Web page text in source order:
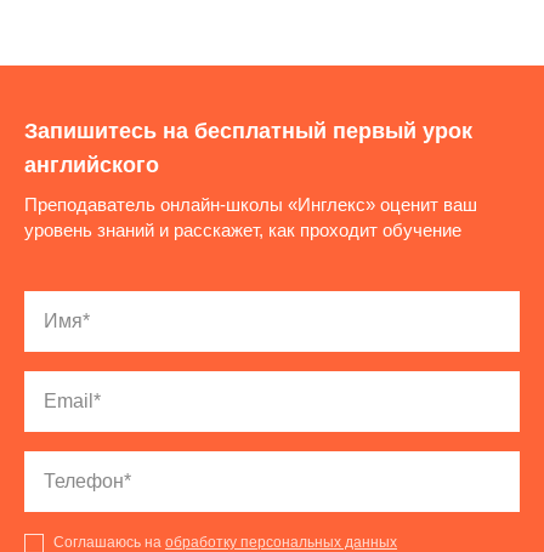
Запишитесь на бесплатный первый урок
английского
Преподаватель онлайн-школы «Инглекс» оценит ваш
уровень знаний и расскажет, как проходит обучение
Соглашаюсь на обработку персональных данных